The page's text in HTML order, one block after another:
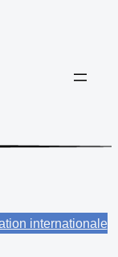
internationale